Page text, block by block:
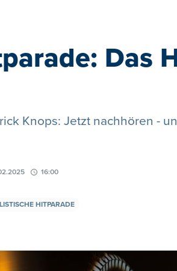
Das
Knops: Jetzt nachhören -
16:00
HITPARADE